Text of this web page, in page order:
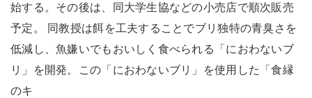
始する。その後は、同大学生協などの小売店で順次販売
予定。 同教授は餌を工夫することでブリ独特の青臭さを
低減し、魚嫌いでもおいしく食べられる「におわないブ
リ」を開発。この「におわないブリ」を使用した「食縁
のキ